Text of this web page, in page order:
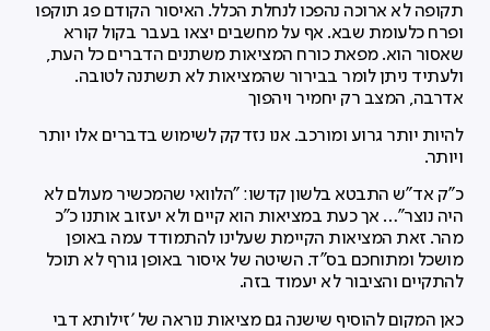
תקופה לא ארוכה נהפכו לנחלת הכלל. האיסור הקודם פג תוקפו
ופרח כלעומת שבא. אף על מחשבים יצאו בעבר בקול קורא
שאסור הוא. מפאת כורח המציאות משתנים הדברים כל העת,
ולעתיד ניתן לומר בבירור שהמציאות לא תשתנה לטובה.
אדרבה, המצב רק יחמיר ויהפוך
להיות יותר גרוע ומורכב. אנו נזדקק לשימוש בדברים אלו יותר
ויותר.
כ"ק אד"ש התבטא בלשון קדשו: "הלוואי שהמכשיר מעולם לא
היה נוצר"… אך כעת במציאות הוא קיים ולא יעזוב אותנו כ"כ
מהר. זאת המציאות הקיימת שעלינו להתמודד עמה באופן
מושכל ומתוחכם בס"ד. השיטה של איסור באופן גורף לא תוכל
להתקיים והציבור לא יעמוד בזה.
כאן המקום להוסיף שישנה גם מציאות נוראה של 'זילותא דבי